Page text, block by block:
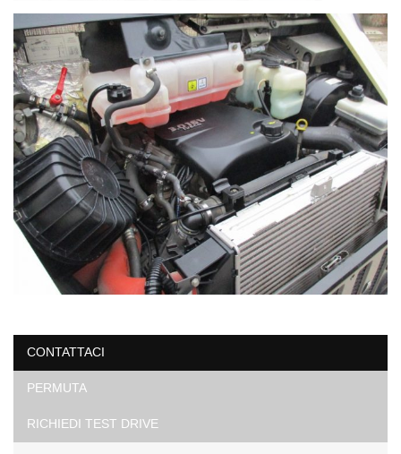
CONTATTACI
PERMUTA
RICHIEDI TEST DRIVE